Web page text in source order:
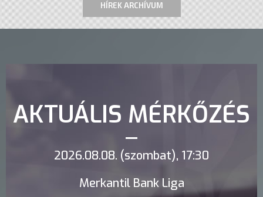
HÍREK ARCHÍVUM
AKTUÁLIS MÉRKŐZÉS
2026.08.08. (szombat), 17:30
Merkantil Bank Liga